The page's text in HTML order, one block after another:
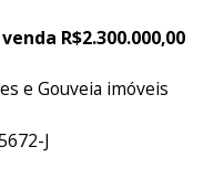
R$2.300.000,00
e Gouveia imóveis
J